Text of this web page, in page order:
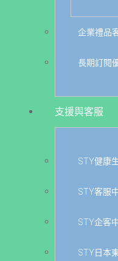
企業禮品
長期訂閱
支援與客服
STY健康
STY客服
STY企客
STY日本